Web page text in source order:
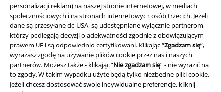
personalizacji reklam) na naszej stronie internetowej, w mediach
społecznościowych i na stronach internetowych osób trzecich. Jeżeli
dane są przesyłane do USA, są udostępniane wyłącznie partnerom,
którzy podlegają decyzji o adekwatności zgodnie z obowiązującym
prawem UE i są odpowiednio certyfikowani. Klikając “Zgadzam się”,
wyrażasz zgodę na używanie plików cookie przez nas i naszych
partnerów. Możesz także - klikając “Nie zgadzam się” - nie wyrazić na
to zgody. W takim wypadku użyte będą tylko niezbędne pliki cookie.
Jeżeli chcesz dostosować swoje indywidualne preferencje, kliknij
Zwróć artykuł
Ogólne informacje o rozmiarach
Opuść Backstage Club
Metody płatności